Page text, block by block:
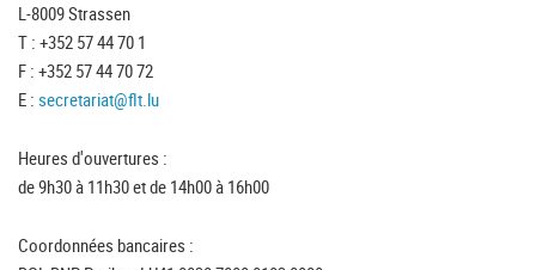
L-8009 Strassen
T : +352 57 44 70 1
F : +352 57 44 70 72
E : secretariat@flt.lu
Heures d'ouvertures :
de 9h30 à 11h30 et de 14h00 à 16h00
Coordonnées bancaires :